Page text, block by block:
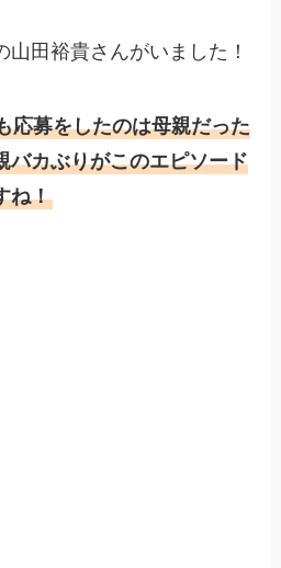
田裕貴さんがいました！
応募をしたのは母親だった
バカぶりがこのエピソード
ね！